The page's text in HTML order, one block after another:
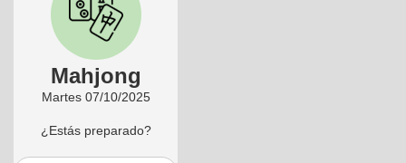
Mahjong
Martes 07/10/2025
¿Estás preparado?